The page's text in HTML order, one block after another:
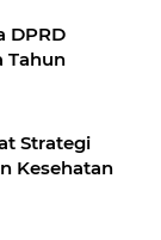
DPRD
Tahun
Strategi
Kesehatan